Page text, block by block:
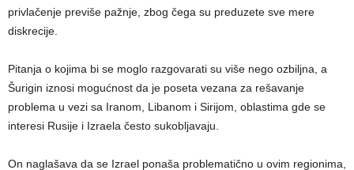
privlačenje previše pažnje, zbog čega su preduzete sve mere
diskrecije.
Pitanja o kojima bi se moglo razgovarati su više nego ozbiljna, a
Šurigin iznosi mogućnost da je poseta vezana za rešavanje
problema u vezi sa Iranom, Libanom i Sirijom, oblastima gde se
interesi Rusije i Izraela često sukobljavaju.
On naglašava da se Izrael ponaša problematično u ovim regionima,